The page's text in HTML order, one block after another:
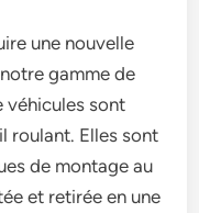
une nouvelle
gamme de
véhicules sont
roulant. Elles sont
de montage au
et retirée en une